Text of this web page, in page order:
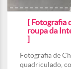
[ Fotografia
roupa da
]
Fotografia de
quadriculado,